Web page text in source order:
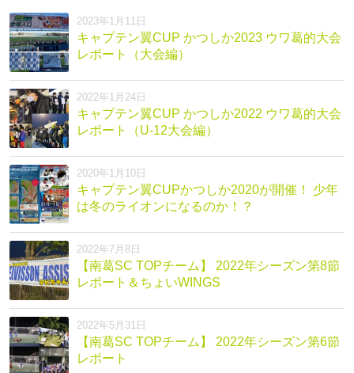
2023年1月11日
キャプテン翼CUP かつしか2023 ウワ葛的大会
レポート（大会編）
2022年1月24日
キャプテン翼CUP かつしか2022 ウワ葛的大会
レポート（U-12大会編）
2020年1月10日
キャプテン翼CUPかつしか2020が開催！ 少年
は冬のライオンになるのか！？
2022年7月8日
【南葛SC TOPチーム】 2022年シーズン第8節
レポート＆ちょいWINGS
2022年5月31日
【南葛SC TOPチーム】 2022年シーズン第6節
レポート